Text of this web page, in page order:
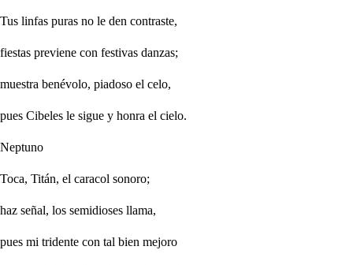
Tus linfas puras no le den contraste,
fiestas previene con festivas danzas;
muestra benévolo, piadoso el celo,
pues Cibeles le sigue y honra el cielo.
Neptuno
Toca, Titán, el caracol sonoro;
haz señal, los semidioses llama,
pues mi tridente con tal bien mejoro